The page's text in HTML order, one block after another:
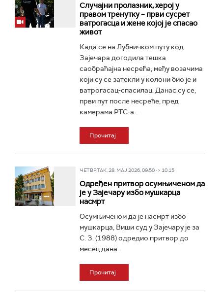
Случајни пролазник, херој у
правом тренутку – први сусрет
ватрогасца и жене којој је спасао
живот
Када се на Лубничком путу код
Зајечара догодила тешка
саобраћајна несрећа, међу возачима
који су се затекли у колони био је и
ватрогасац-спасилац. Данас су се,
први пут после несреће, пред
камерама РТС-а...
Прочитај
ЧЕТВРТАК, 28. МАЈ 2026, 09:50 -> 10:15
Одређен притвор осумњиченом да
је у Зајечару избо мушкарца
насмрт
Осумњиченом да је насмрт избо
мушкарца, Виши суд у Зајечару је за
С. З. (1988) одредио притвор до
месец дана...
Прочитај